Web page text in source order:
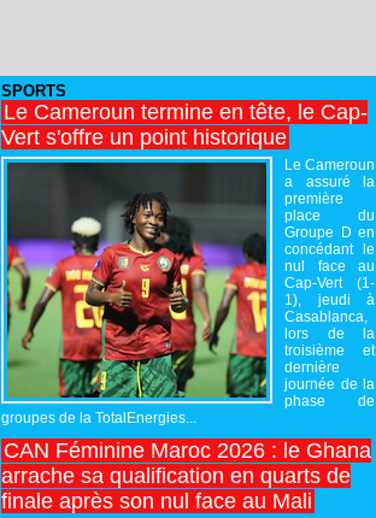
SPORTS
Le Cameroun termine en tête, le Cap-
Vert s'offre un point historique
Le Cameroun
a assuré la
première
place du
Groupe D en
concédant le
nul face au
Cap-Vert (1-
1), jeudi à
Casablanca,
lors de la
troisième et
dernière
journée de la
phase de
groupes de la TotalEnergies...
CAN Féminine Maroc 2026 : le Ghana
arrache sa qualification en quarts de
finale après son nul face au Mali